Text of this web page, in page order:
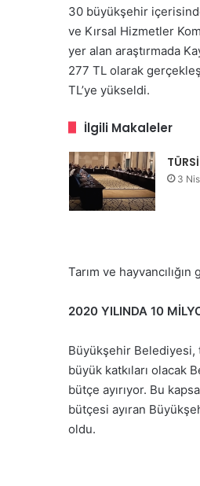
30 büyükşehir
ve Kırsal Hizmetler
yer alan araştırmada
277 TL olarak
TL’ye yükseldi.
İlgili Makaleler
3
Tarım ve
2020 YILINDA 10
Büyükşehir Belediyesi,
büyük katkıları olacak
bütçe ayırıyor. Bu
bütçesi ayıran
oldu.